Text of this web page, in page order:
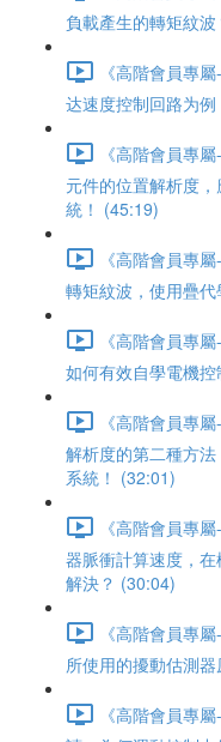
負載產生的轉矩紋
《高階會員專
达速度控制回路为
《高階會員專
元件的位置解析度
統！ (45:19)
《高階會員專
轉矩紋波，使用疊
《高階會員專
如何有效自學電機
《高階會員專
解析度的第二種方
系統！ (32:01)
《高階會員專
器脈衝計算速度，
解決？ (30:04)
《高階會員專
所使用的擾動估測
《高階會員專